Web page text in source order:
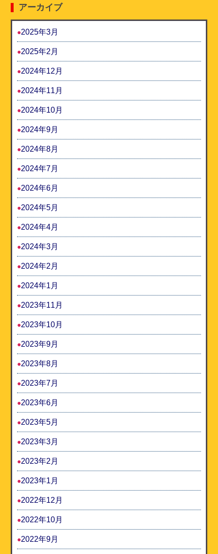
アーカイブ
2025年3月
2025年2月
2024年12月
2024年11月
2024年10月
2024年9月
2024年8月
2024年7月
2024年6月
2024年5月
2024年4月
2024年3月
2024年2月
2024年1月
2023年11月
2023年10月
2023年9月
2023年8月
2023年7月
2023年6月
2023年5月
2023年3月
2023年2月
2023年1月
2022年12月
2022年10月
2022年9月